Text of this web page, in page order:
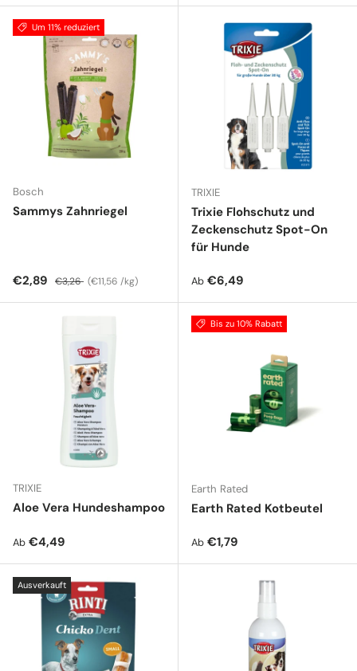
Um 11% reduziert
Bosch
Sammys Zahnriegel
Verkaufspreis
€2,89 Normaler Preis
€3,26 Grundpreis
€11,56 /kg
TRIXIE
Trixie Flohschutz und
Zeckenschutz Spot-On
für Hunde
Normaler Preis
Ab €6,49
TRIXIE
Aloe Vera Hundeshampoo
Normaler Preis
Ab €4,49
Bis zu 10% Rabatt
Earth Rated
Earth Rated Kotbeutel
Normaler Preis
Ab €1,79
Ausverkauft